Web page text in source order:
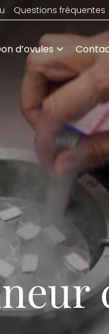
Questions fréquentes
d’ovules